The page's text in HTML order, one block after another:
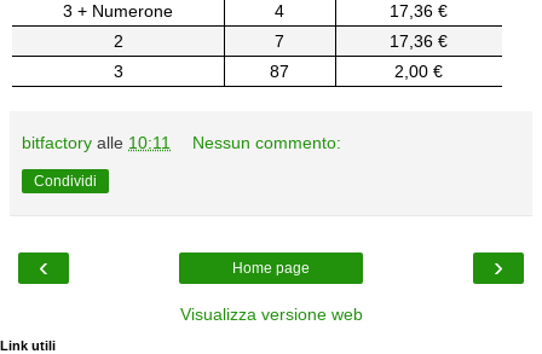
3 + Numerone
4
17,36 €
2
7
17,36 €
3
87 2,00 €
bitfactory alle 10:11 Nessun commento:
Condividi
‹ ›
Home page
Visualizza versione web
Link utili